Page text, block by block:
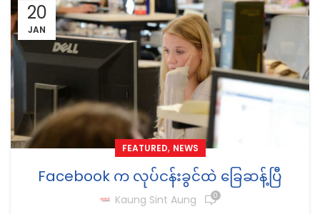
20
JAN
FEATURED, NEWS
Facebook က လုပ်ငန်းခွင်ထဲ ခြေဆန့်ပြီ
Kaung Sint Aung 0